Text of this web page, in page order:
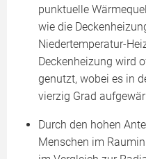
punktuelle
wie die
Niedertemperatur-
Deckenheizung wird
genutzt, wobei es in
vierzig Grad
Durch den hohen
Menschen im